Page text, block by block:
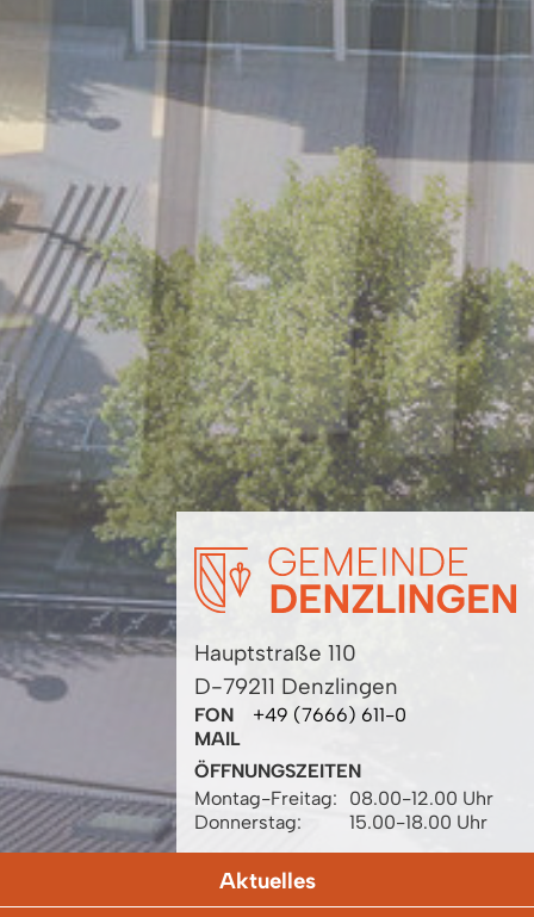
Hauptstraße 110
D-79211 Denzlingen
FON
+49 (7666) 611-0
MAIL
ÖFFNUNGSZEITEN
Montag-Freitag:
08.00-12.00 Uhr
Donnerstag:
15.00-18.00 Uhr
Aktuelles